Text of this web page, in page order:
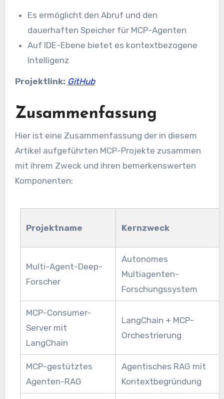
Es ermöglicht den Abruf und den
dauerhaften Speicher für MCP-Agenten
Auf IDE-Ebene bietet es kontextbezogene
Intelligenz
Projektlink: GitHub
Zusammenfassung
Hier ist eine Zusammenfassung der in diesem
Artikel aufgeführten MCP-Projekte zusammen
mit ihrem Zweck und ihren bemerkenswerten
Komponenten:
Projektname Kernzweck
Multi-Agent-Deep-
Forscher
Autonomes
Multiagenten-
Forschungssystem
MCP-Consumer-
Server mit
LangChain
LangChain + MCP-
Orchestrierung
MCP-gestütztes
Agenten-RAG
Agentisches RAG mit
Kontextbegründung